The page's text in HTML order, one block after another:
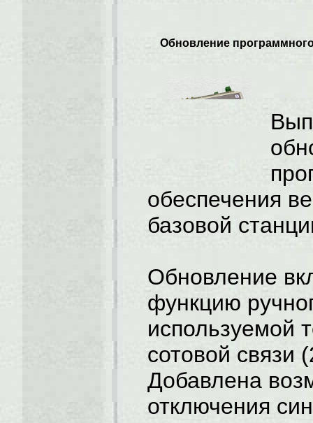
Обновление
обеспечения
базовой
Обновление
функцию
используемой
сотовой связи
Добавлена
отключения